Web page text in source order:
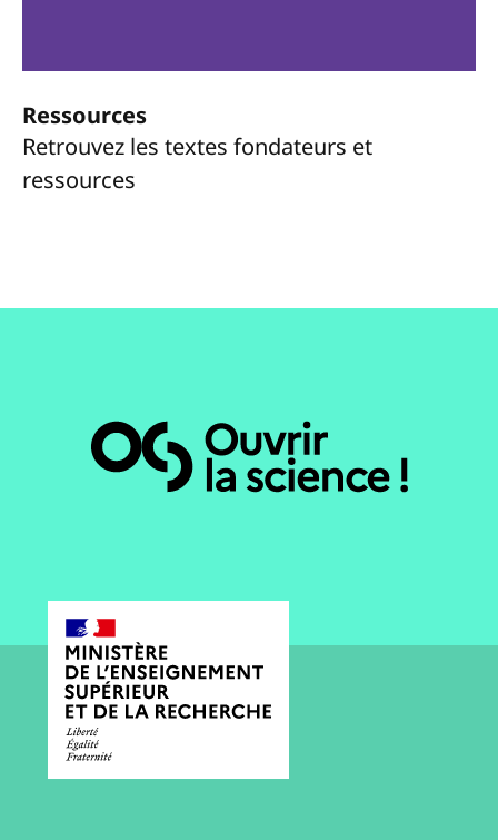
Ressources
Retrouvez les textes fondateurs et
ressources